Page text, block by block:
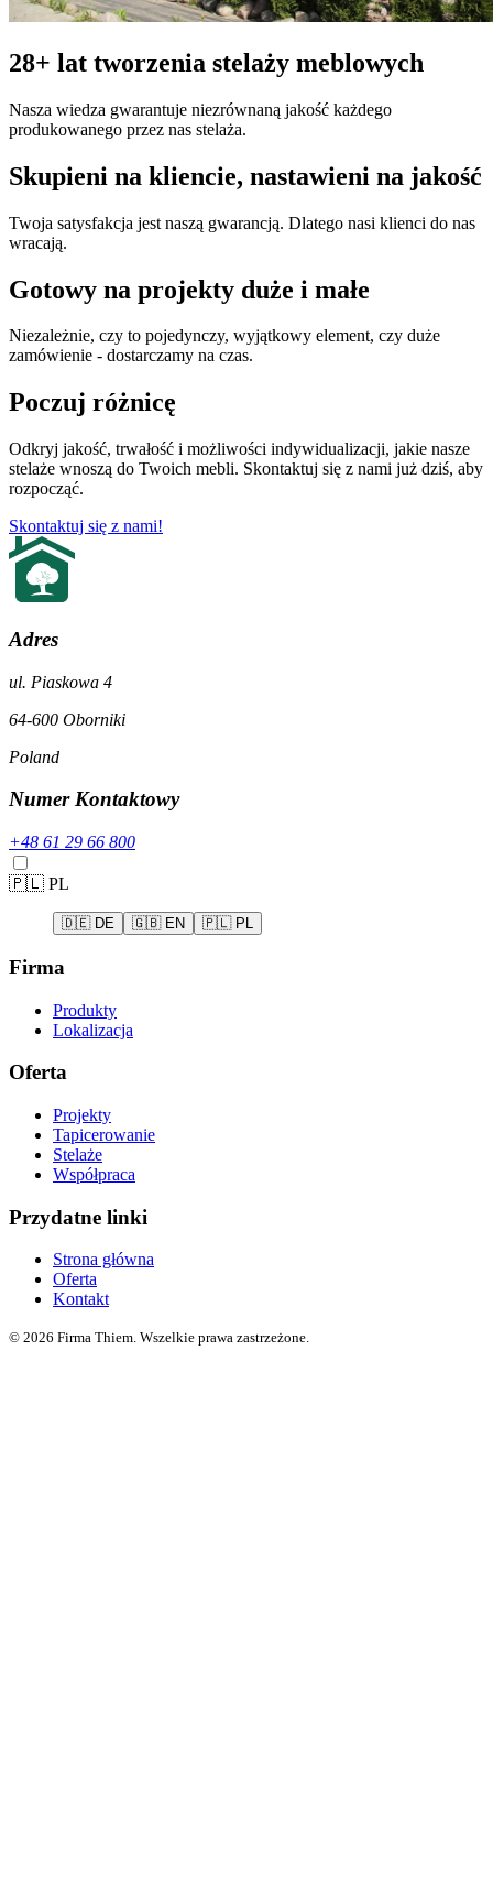
28+ lat tworzenia stelaży meblowych
Nasza wiedza gwarantuje niezrównaną jakość każdego
produkowanego przez nas stelaża.
Skupieni na kliencie, nastawieni na jakość
Twoja satysfakcja jest naszą gwarancją. Dlatego nasi klienci do nas
wracają.
Gotowy na projekty duże i małe
Niezależnie, czy to pojedynczy, wyjątkowy element, czy duże
zamówienie - dostarczamy na czas.
Poczuj różnicę
Odkryj jakość, trwałość i możliwości indywidualizacji, jakie nasze
stelaże wnoszą do Twoich mebli. Skontaktuj się z nami już dziś, aby
rozpocząć.
Skontaktuj się z nami!
Adres
ul. Piaskowa 4
64-600 Oborniki
Poland
Numer Kontaktowy
+48 61 29 66 800
🇵🇱 PL
🇩🇪 DE 🇬🇧 EN 🇵🇱 PL
Firma
Produkty
Lokalizacja
Oferta
Projekty
Tapicerowanie
Stelaże
Współpraca
Przydatne linki
Strona główna
Oferta
Kontakt
© 2026 Firma Thiem. Wszelkie prawa zastrzeżone.